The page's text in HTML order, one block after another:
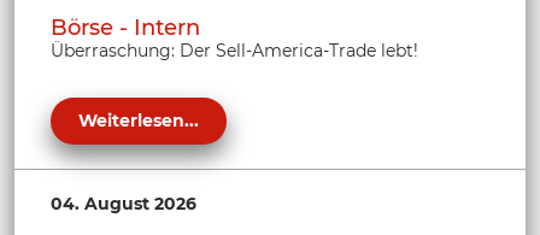
Börse - Intern
Überraschung: Der Sell-America-Trade lebt!
Weiterlesen...
04. August 2026